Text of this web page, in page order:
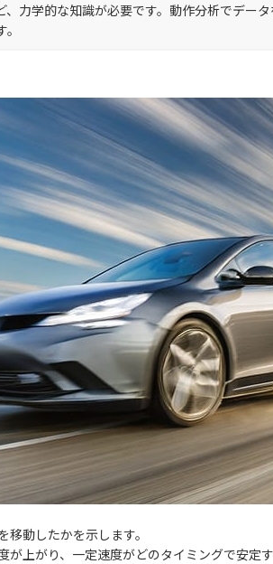
、力学的な知識が必要です。動作分析でデー
動したかを示します。
上がり、一定速度がどのタイミングで安定